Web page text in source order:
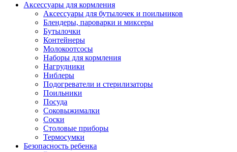
Аксессуары для кормления
Аксессуары для бутылочек и поильников
Блендеры, пароварки и миксеры
Бутылочки
Контейнеры
Молокоотсосы
Наборы для кормления
Нагрудники
Ниблеры
Подогреватели и стерилизаторы
Поильники
Посуда
Соковыжималки
Соски
Столовые приборы
Термосумки
Безопасность ребенка